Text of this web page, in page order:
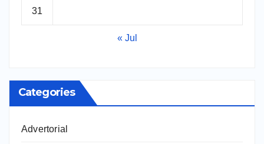
31
« Jul
Categories
Advertorial